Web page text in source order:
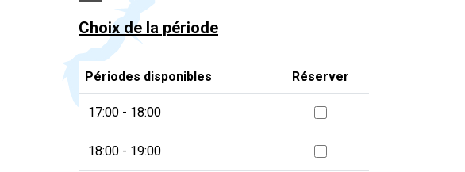
Choix de la période
Périodes disponibles Réserver
17:00 - 18:00
18:00 - 19:00